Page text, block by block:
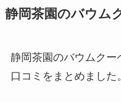
静岡茶園のバウム
静岡茶園のバウムク
口コミをまとめました。